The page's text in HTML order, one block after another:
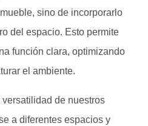
sino de incorporarlo
del espacio. Esto permite
función clara, optimizando
el ambiente.
de nuestros
a diferentes espacios y